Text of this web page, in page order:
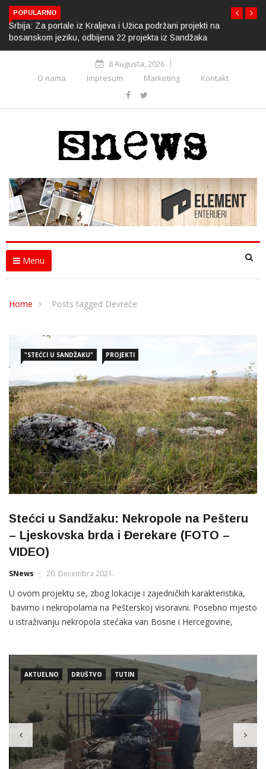
POPULARNO
Srbija: Za portale iz Kraljeva i Užica podržani projekti na
bosanskom jeziku, odbijena 22 projekta iz Sandžaka
8 Augusta, 2026
O nama
Impresum Marketing Kontakt
Menu
Home Posts tagged Devreče
"STEĆCI U SANDŽAKU" PROJEKTI
Stećci u Sandžaku: Nekropole na Pešteru
– Ljeskovska brda i Đerekare (FOTO –
VIDEO)
SNews 20. Decembra 2021.
U ovom projektu se, zbog lokacije i zajedničkih karakteristika,
bavimo i nekropolama na Pešterskoj visoravni. Posebno mjesto
u istraživanju nekropola stećaka van Bosne i Hercegovine,
AKTUELNO DRUŠTVO TUTIN